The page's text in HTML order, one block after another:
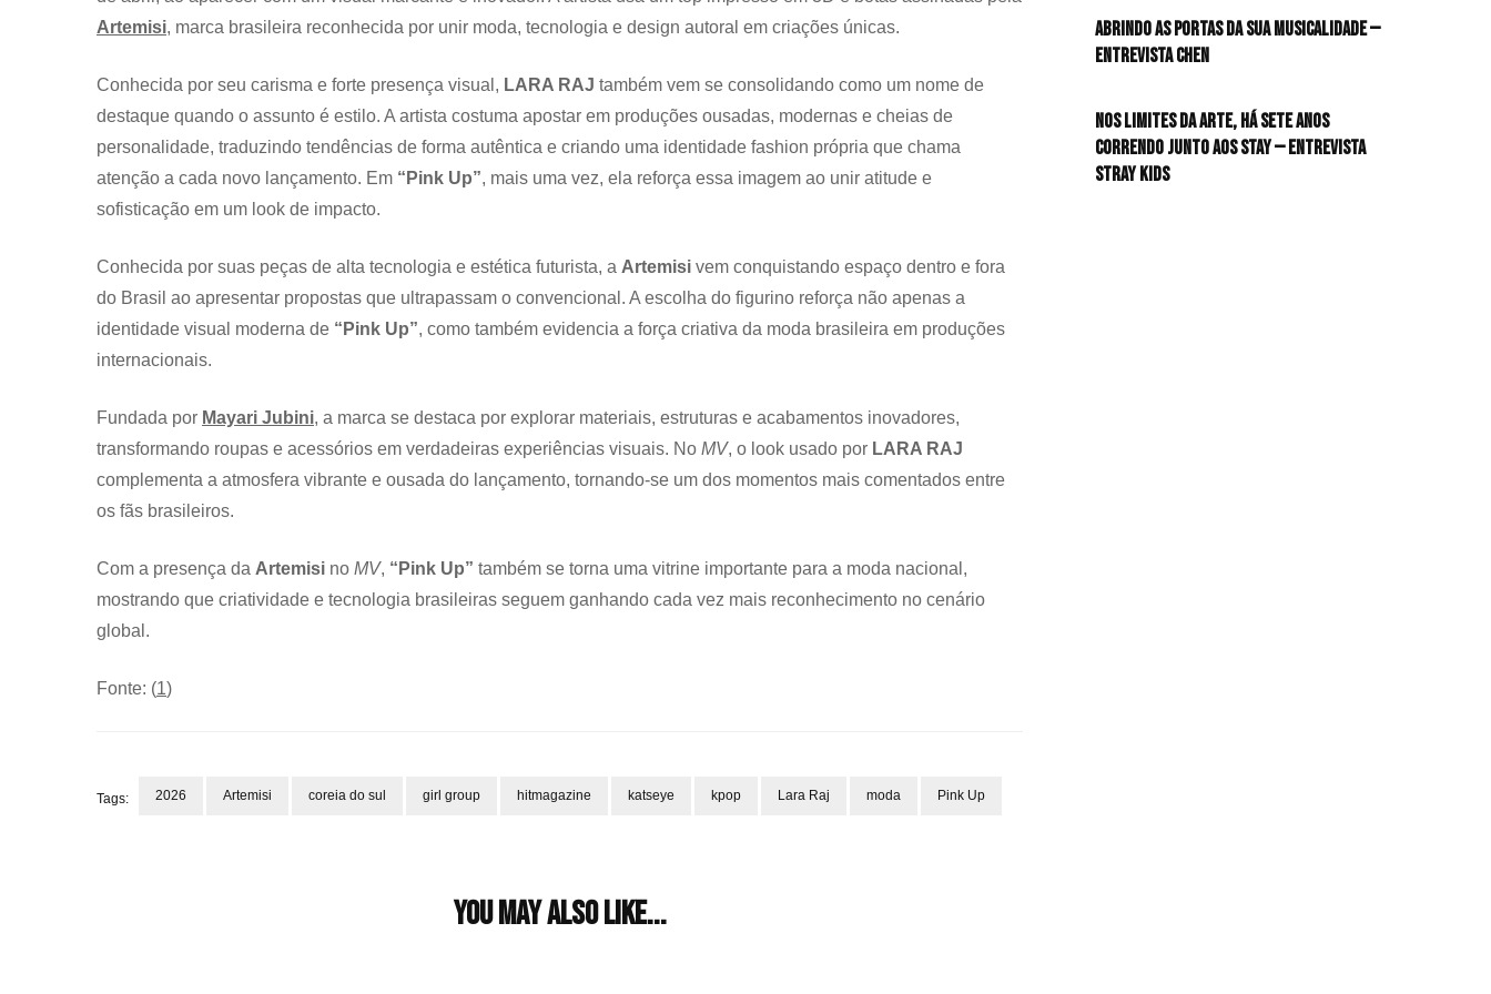
Artemisi, marca brasileira reconhecida por unir moda, tecnologia e design autoral em criações únicas.
Conhecida por seu carisma e forte presença visual, LARA RAJ também vem se consolidando como um nome de
destaque quando o assunto é estilo. A artista costuma apostar em produções ousadas, modernas e cheias de
personalidade, traduzindo tendências de forma autêntica e criando uma identidade fashion própria que chama
atenção a cada novo lançamento. Em “Pink Up”, mais uma vez, ela reforça essa imagem ao unir atitude e
sofisticação em um look de impacto.
Conhecida por suas peças de alta tecnologia e estética futurista, a Artemisi vem conquistando espaço dentro e fora
do Brasil ao apresentar propostas que ultrapassam o convencional. A escolha do figurino reforça não apenas a
identidade visual moderna de “Pink Up”, como também evidencia a força criativa da moda brasileira em produções
internacionais.
Fundada por Mayari Jubini, a marca se destaca por explorar materiais, estruturas e acabamentos inovadores,
transformando roupas e acessórios em verdadeiras experiências visuais. No MV, o look usado por LARA RAJ
complementa a atmosfera vibrante e ousada do lançamento, tornando-se um dos momentos mais comentados entre
os fãs brasileiros.
Com a presença da Artemisi no MV, “Pink Up” também se torna uma vitrine importante para a moda nacional,
mostrando que criatividade e tecnologia brasileiras seguem ganhando cada vez mais reconhecimento no cenário
global.
Fonte: (1)
Tags: 2026 Artemisi coreia do sul girl group hitmagazine katseye kpop Lara Raj moda Pink Up
You may also like...
Abrindo as portas da sua musicalidade —
Entrevista CHEN
Nos limites da arte, há sete anos
correndo junto aos STAY — Entrevista
Stray Kids